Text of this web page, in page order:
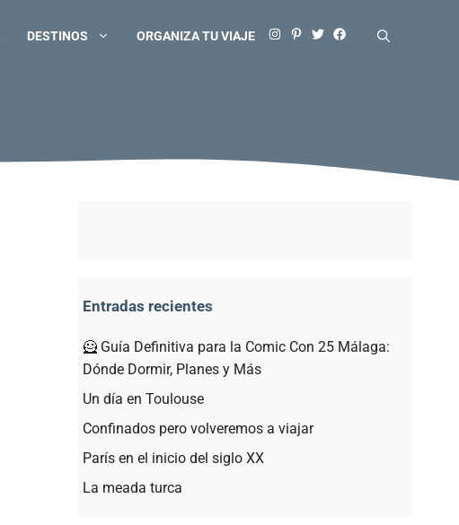
DESTINOS ORGANIZA TU VIAJE
Entradas recientes
🦸 Guía Definitiva para la Comic Con 25 Málaga:
Dónde Dormir, Planes y Más
Un día en Toulouse
Confinados pero volveremos a viajar
París en el inicio del siglo XX
La meada turca